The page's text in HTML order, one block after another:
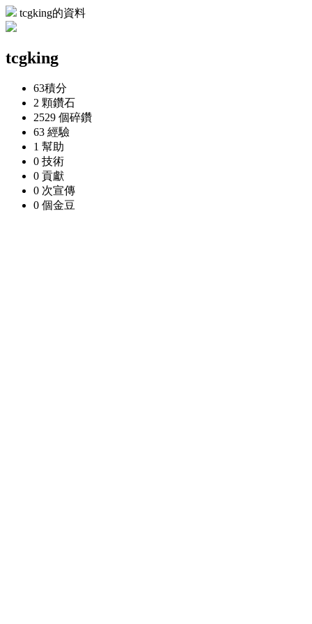
tcgking的資料
tcgking
63積分
2 顆鑽石
2529 個碎鑽
63 經驗
1 幫助
0 技術
0 貢獻
0 次宣傳
0 個金豆